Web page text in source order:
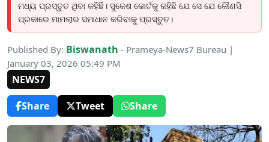
ମଧ୍ୟ ପ୍ରସ୍ତୁତ ଥିବା କହିଛି। ସୁକେଶ କୋର୍ଟକୁ କହିଛି ଯେ ସେ ଯେ କୌଣସି
ପ୍ରକାରେ ମାମଲାର ସମାଧାନ କରିବାକୁ ପ୍ରସ୍ତୁତ।
Published By: Biswanath - Prameya-News7 Bureau |
January 03, 2026 05:49 PM
NEWS7
Share
Tweet Share